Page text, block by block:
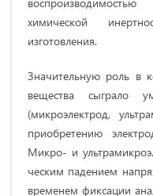
химической
изготовления.
Значительную роль в
вещества сыграло
(микроэлектрод,
приобретению
Микро- и
ческим падением
временем фиксации